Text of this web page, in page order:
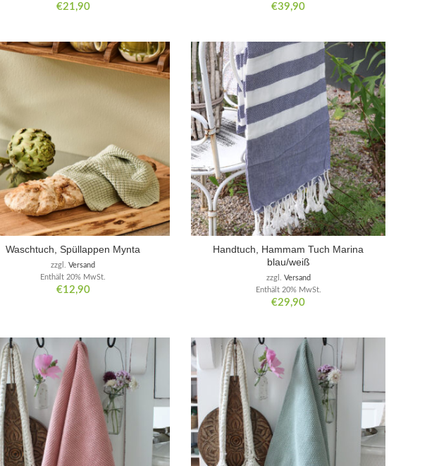
€21,90 €39,90
Waschtuch, Spüllappen Mynta
€12,90
Enthält 20% MwSt.
zzgl.Versand
Handtuch, Hammam Tuch Marina
blau/weiß
€29,90
Enthält 20% MwSt.
zzgl. Versand